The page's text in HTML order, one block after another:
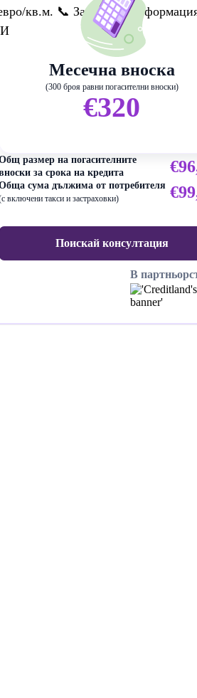
кв.м. 📞 За повече
Месечна вноска
(300 броя равни погасителни вноски)
€320
размер на погасителните
за срока на кредита
сума дължима от потребителя
включени такси и застраховки)
Поискай консултация
В